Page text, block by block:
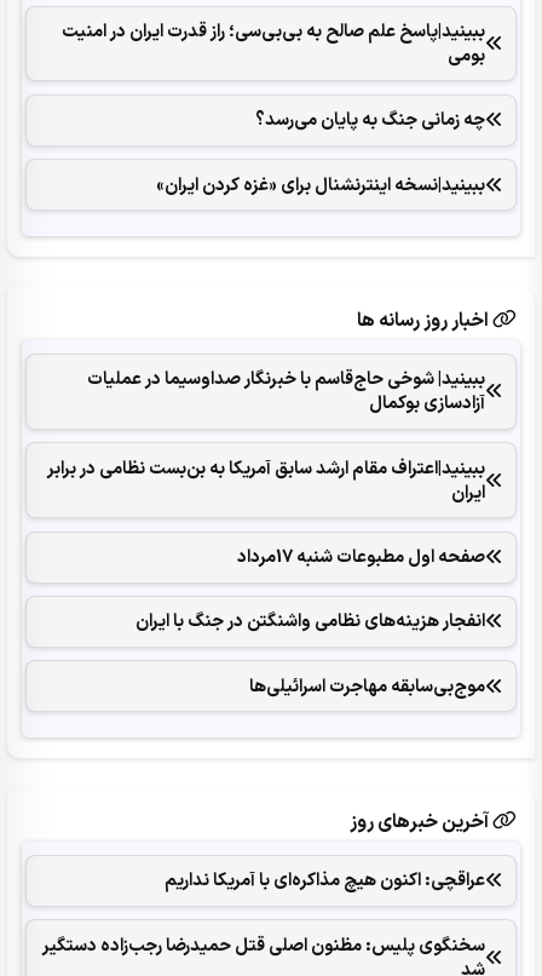
ببینید|پاسخ علم صالح به بی‌بی‌سی؛ راز قدرت ایران در امنیت
بومی
چه زمانی جنگ به پایان می‌رسد؟
ببینید|نسخه اینترنشنال برای «غزه کردن ایران»
اخبار روز رسانه ها
ببینید| شوخی حاج‌قاسم با خبرنگار صداوسیما در عملیات
آزادسازی بوکمال
ببینید|اعتراف مقام ارشد سابق آمریکا به بن‌بست نظامی در برابر
ایران
صفحه اول مطبوعات شنبه 17مرداد
انفجار هزینه‌های نظامی واشنگتن در جنگ با ایران
موج‌بی‌سابقه مهاجرت اسرائیلی‌ها
آخرین خبرهای روز
عراقچی: اکنون هیچ مذاکره‌ای با آمریکا نداریم
سخنگوی پلیس: مظنون اصلی قتل حمیدرضا رجب‌زاده دستگیر
شد